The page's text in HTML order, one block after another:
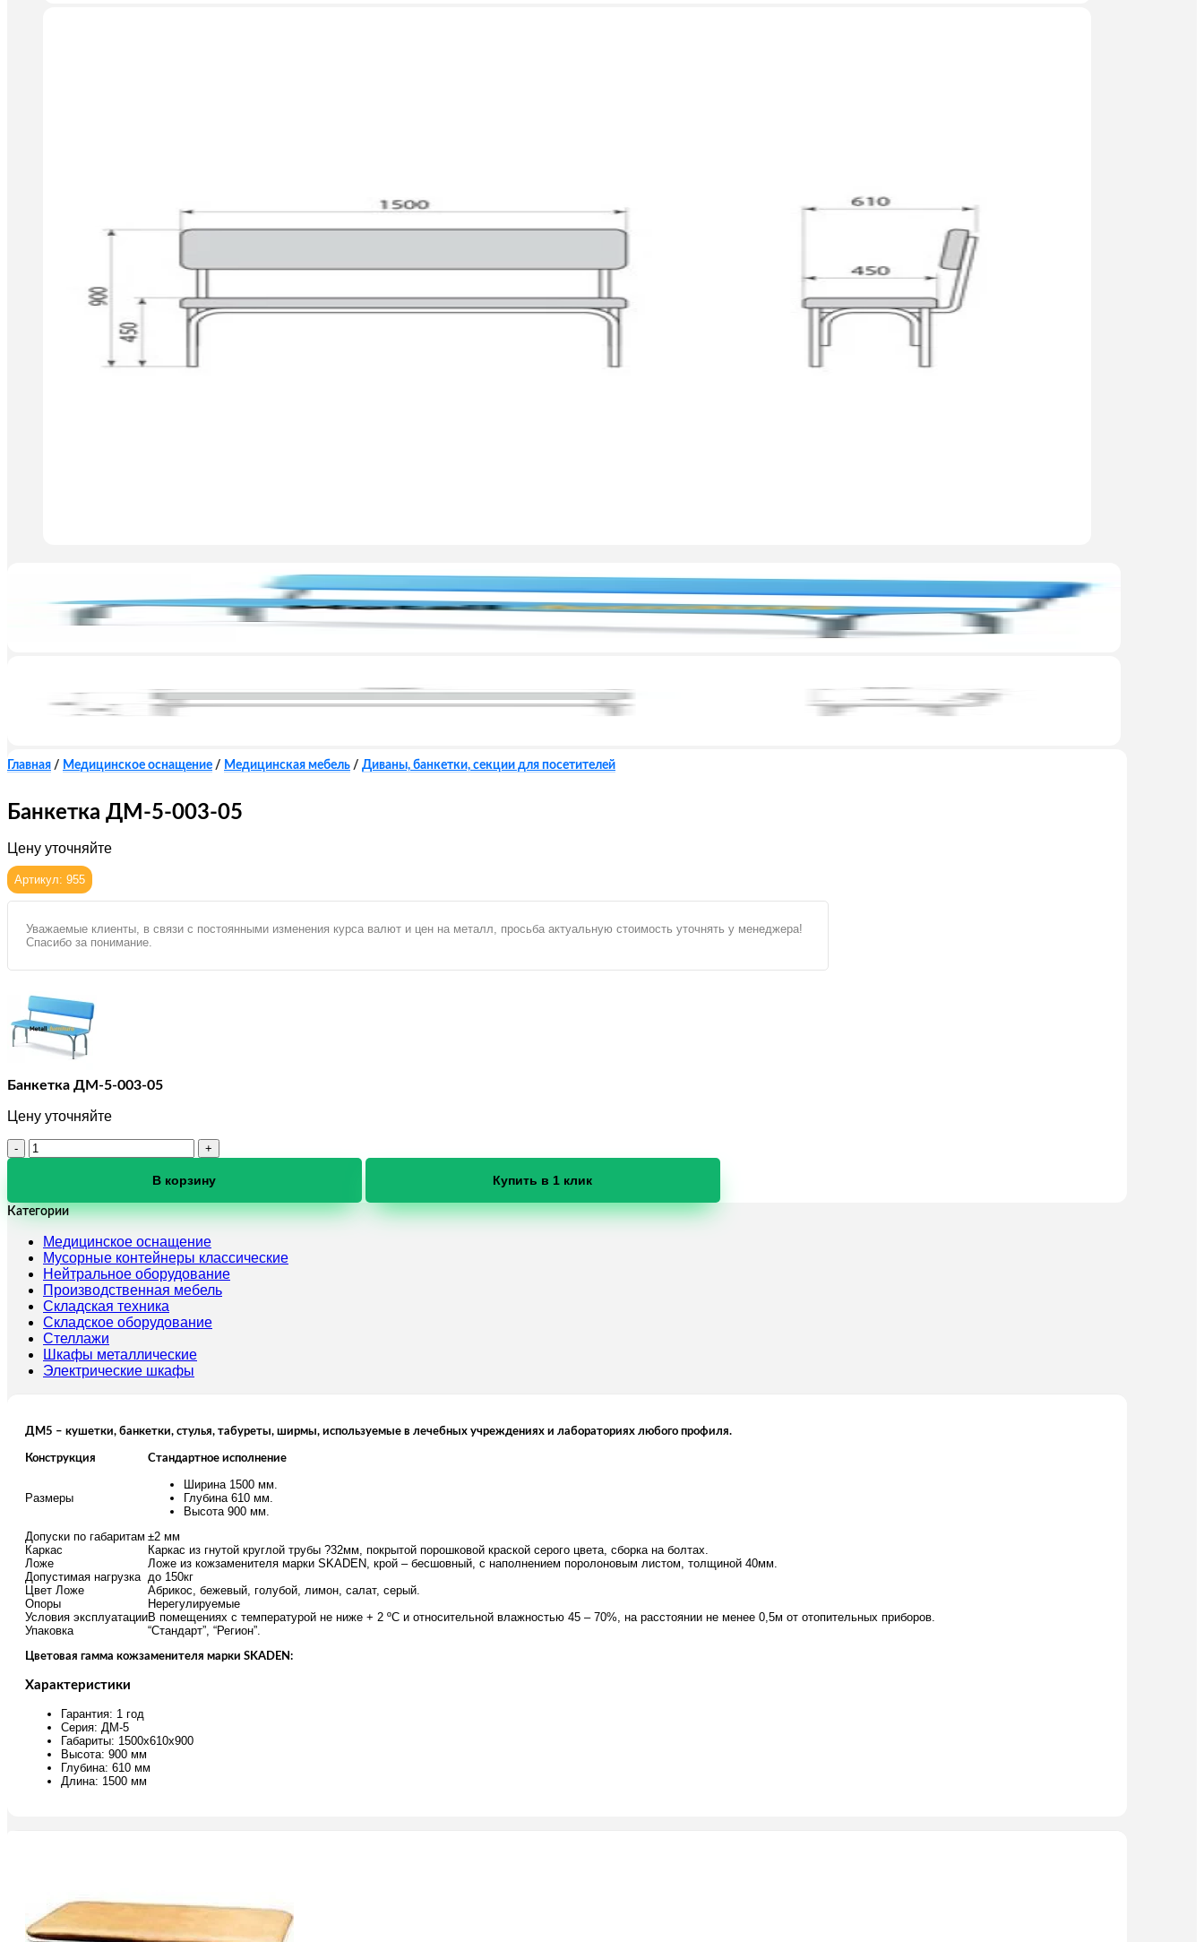
Главная / Медицинское оснащение / Медицинская мебель / Диваны, банкетки, секции для посетителей
Банкетка ДМ-5-003-05
Цену уточняйте
Артикул: 955
Уважаемые клиенты, в связи с постоянными изменения курса валют и цен на металл, просьба актуальную стоимость уточнять у менеджера!
Спасибо за понимание.
Банкетка ДМ-5-003-05
Цену уточняйте
Количество
товара
003-
В корзину Купить в 1 клик
Категории
Медицинское оснащение
Мусорные контейнеры классические
Нейтральное оборудование
Производственная мебель
Складская техника
Складское оборудование
Стеллажи
Шкафы металлические
Электрические шкафы
ДМ5 – кушетки, банкетки, стулья, табуреты, ширмы, используемые в лечебных учреждениях и лабораториях любого профиля.
Конструкция Стандартное исполнение
Размеры
Ширина 1500 мм.
Глубина 610 мм.
Высота 900 мм.
Допуски по габаритам ±2 мм
Каркас
Каркас из гнутой круглой трубы ?32мм, покрытой порошковой краской серого цвета, сборка на болтах.
Ложе
Ложе из кожзаменителя марки SKADEN, крой – бесшовный, с наполнением поролоновым листом, толщиной 40мм.
Допустимая нагрузка до 150кг
Цвет Ложе
Абрикос, бежевый, голубой, лимон, салат, серый.
Опоры
Нерегулируемые
Условия эксплуатацииВ помещениях с температурой не ниже + 2 ºС и относительной влажностью 45 – 70%, на расстоянии не менее 0,5м от отопительных приборов.
Упаковка
“Стандарт”, “Регион”.
Цветовая гамма кожзаменителя марки SKADEN:
Характеристики
Гарантия: 1 год
Серия: ДМ-5
Габариты: 1500x610x900
Высота: 900 мм
Глубина: 610 мм
Длина: 1500 мм